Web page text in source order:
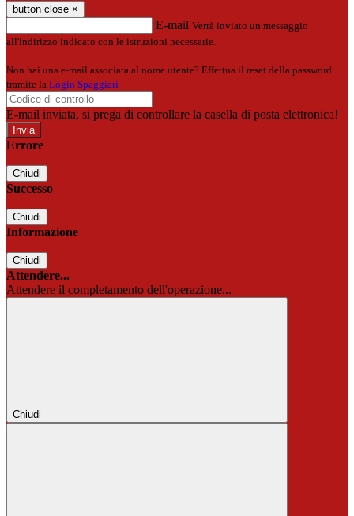
button close ×
E-mail Verrà inviato un messaggio
all'indirizzo indicato con le istruzioni necessarie.
Non hai una e-mail associata al nome utente? Effettua il reset della password
tramite la Login Spaggiari
E-mail inviata, si prega di controllare la casella di posta elettronica!
Errore
Chiudi
Successo
Chiudi
Informazione
Chiudi
Attendere...
Attendere il completamento dell'operazione...
Chiudi